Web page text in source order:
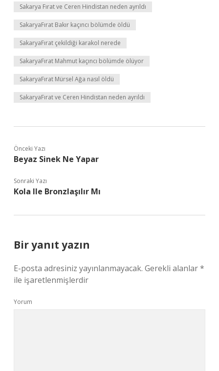
Sakarya Fırat ve Ceren Hindistan neden ayrıldı
SakaryaFırat Bakır kaçıncı bölümde öldü
SakaryaFırat çekildiği karakol nerede
SakaryaFırat Mahmut kaçıncı bölümde ölüyor
SakaryaFırat Mürsel Ağa nasıl öldü
SakaryaFırat ve Ceren Hindistan neden ayrıldı
Önceki Yazı
Beyaz Sinek Ne Yapar
Sonraki Yazı
Kola Ile Bronzlaşılır Mı
Bir yanıt yazın
E-posta adresiniz yayınlanmayacak. Gerekli alanlar*
ile işaretlenmişlerdir
Yorum